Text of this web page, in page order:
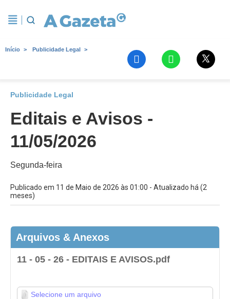
Início Publicidade Legal
Publicidade Legal
Editais e Avisos -
11/05/2026
Segunda-feira
Publicado em 11 de Maio de 2026 às 01:00 - Atualizado há (2
meses)
Arquivos & Anexos
11 - 05 - 26 - EDITAIS E AVISOS.pdf
Selecione um arquivo